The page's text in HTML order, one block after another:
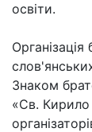
освіти.
Знаком
«Св. Кирило